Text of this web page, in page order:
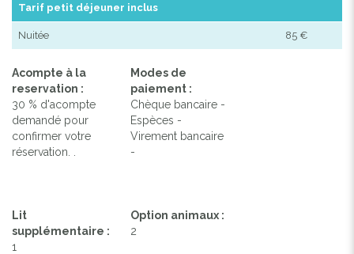
Tarif petit déjeuner inclus
Nuitée 85 €
Acompte à la
reservation :
30 % d'acompte
demandé pour
confirmer votre
réservation. .
Modes de
paiement :
Chèque bancaire -
Espèces -
Virement bancaire
-
Lit
supplémentaire :
1
Option animaux :
2